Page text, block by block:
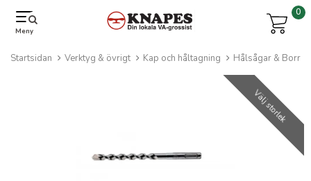
Meny
0
Startsidan Verktyg & övrigt Kap och håltagning Hålsågar & Borr
Välj storlek